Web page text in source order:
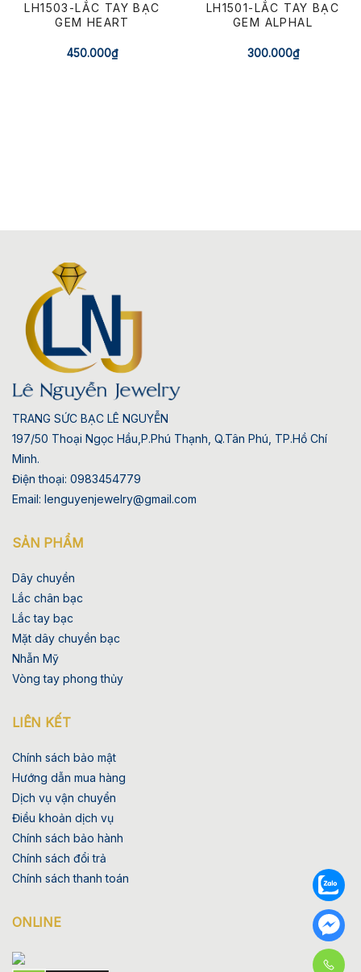
LH1503-LẮC TAY BẠC
GEM HEART
450.000₫
LH1501-LẮC TAY BẠC
GEM ALPHAL
300.000₫
TRANG SỨC BẠC LÊ NGUYỄN
197/50 Thoại Ngọc Hầu,P.Phú Thạnh, Q.Tân Phú, TP.Hồ Chí
Minh.
Điện thoại: 0983454779
Email: lenguyenjewelry@gmail.com
SẢN PHẨM
Dây chuyền
Lắc chân bạc
Lắc tay bạc
Mặt dây chuyền bạc
Nhẫn Mỹ
Vòng tay phong thủy
LIÊN KẾT
Chính sách bảo mật
Hướng dẫn mua hàng
Dịch vụ vận chuyển
Điều khoản dịch vụ
Chính sách bảo hành
Chính sách đổi trả
Chính sách thanh toán
ONLINE